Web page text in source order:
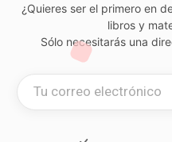
¿Quieres ser el primero en
libros y
Sólo necesitarás una